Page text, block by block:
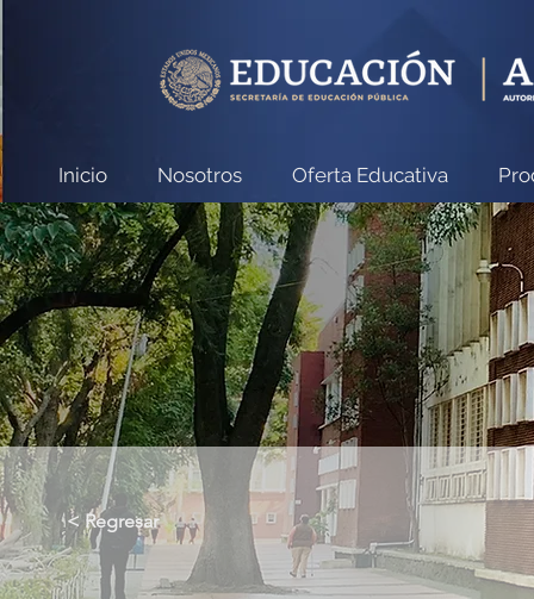
Inicio Nosotros Oferta Educativa
< Regresar